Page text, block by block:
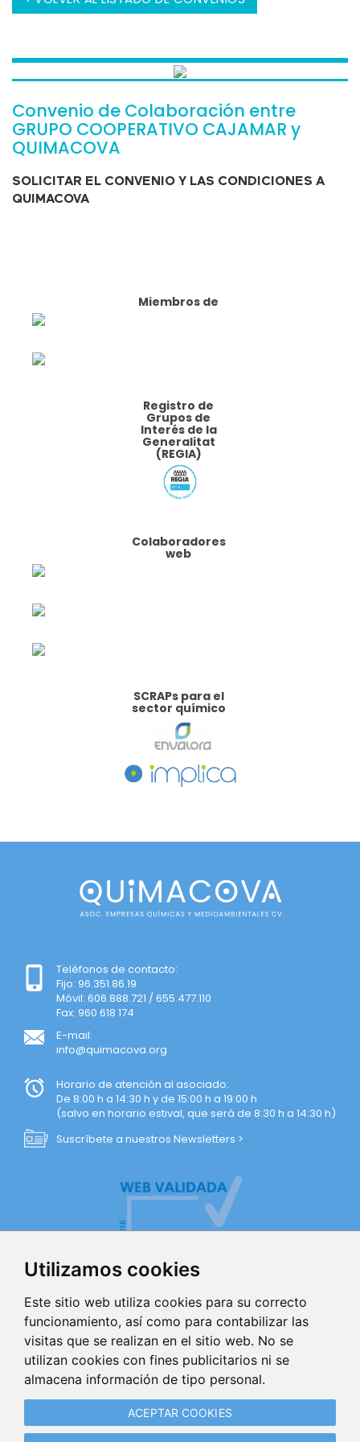
Utilizamos cookies
Este sitio web utiliza cookies para su correcto
funcionamiento, así como para contabilizar las
visitas que se realizan en el sitio web. No se
utilizan cookies con fines publicitarios ni se
almacena información de tipo personal.
ACEPTAR COOKIES
Convenio de Colaboración entre
GRUPO COOPERATIVO CAJAMAR y
QUIMACOVA
SOLICITAR EL CONVENIO Y LAS CONDICIONES A
QUIMACOVA
Miembros de
Registro de
Grupos de
Interés de la
Generalitat
(REGIA)
Colaboradores
web
SCRAPs para el
sector químico
Teléfonos de contacto:
Fijo: 96.351.86.19
Móvil: 606.888.721 / 655.477.110
Fax: 960 618 174
E-mail:
info@quimacova.org
Horario de atención al asociado:
De 8:00 h a 14:30 h y de 15:00 h a 19:00 h
(salvo en horario estival, que será de 8:30 h a 14:30 h)
Suscríbete a nuestros Newsletters >
AVISO LEGAL
POLÍTICA DE COOKIES